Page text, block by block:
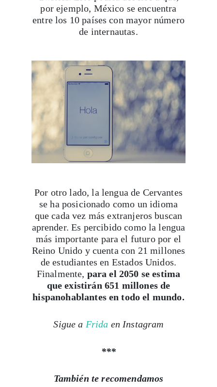
de internautas.
que cada vez más extranjeros buscan
aprender. Es percibido como la lengua
más importante para el futuro por el
Reino Unido y cuenta con 21 millones
de estudiantes en Estados Unidos.
Finalmente,para el 2050 se estima
que existirán 651 millones de
hispanohablantes en todo el mundo.
Sigue aFrida en Instagram
***
También te recomendamos
Palabras que no tienen traducción al